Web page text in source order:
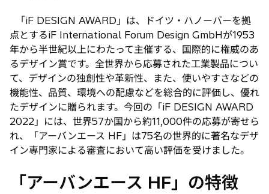
「iF DESIGN AWARD」は、ドイツ・ハノーバーを拠
点とするiF International Forum Design GmbHが1953
年から半世紀以上にわたって主催する、国際的に権威のあ
るデザイン賞です。全世界から応募された工業製品につい
て、デザインの独創性や革新性、また、使いやすさなどの
機能性、品質、環境への配慮などを総合的に評価し、優れ
たデザインに贈られます。今回の「iF DESIGN AWARD
2022」には、世界57か国から約11,000件の応募が寄せら
れ、「アーバンエース HF」は75名の世界的に著名なデザ
イン専門家による審査において高い評価を受けました。
「アーバンエース HF」の特徴